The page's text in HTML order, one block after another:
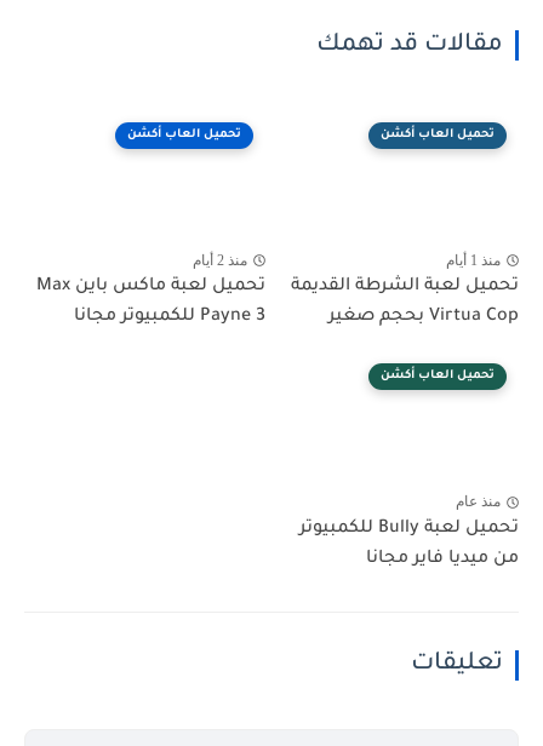
مقالات قد تهمك
تحميل العاب أكشن
منذ 1 أيام
تحميل لعبة الشرطة القديمة
Virtua Cop بحجم صغير
تحميل العاب أكشن
منذ 2 أيام
تحميل لعبة ماكس باين Max
Payne 3 للكمبيوتر مجانا
تحميل العاب أكشن
منذ عام
تحميل لعبة Bully للكمبيوتر
من ميديا فاير مجانا
تعليقات